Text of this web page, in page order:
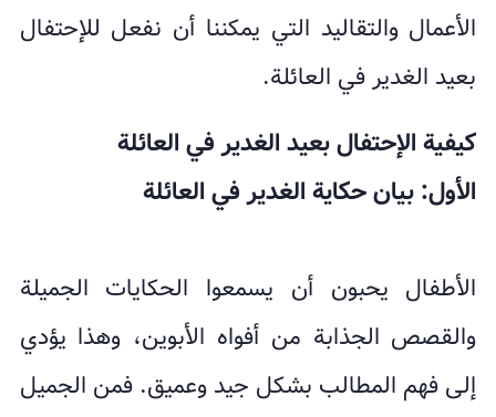
الأعمال والتقاليد التي يمكننا أن نفعل للإحتفال
بعيد الغدير في العائلة.
كيفية الإحتفال بعيد الغدير في العائلة
الأول: بيان حكاية الغدير في العائلة
الأطفال يحبون أن يسمعوا الحكايات الجميلة
والقصص الجذابة من أفواه الأبوين، وهذا يؤدي
إلى فهم المطالب بشكل جيد وعميق. فمن الجميل